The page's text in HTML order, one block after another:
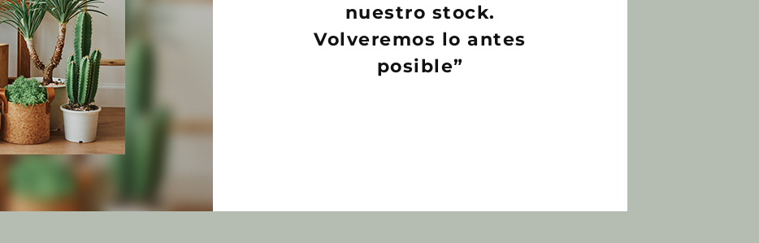
Sulcorebutia heliosoides
4,00
nuestro stock.
Volveremos lo antes
posible”